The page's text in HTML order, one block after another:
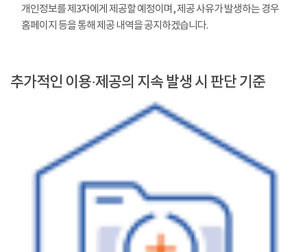
개인정보를 제3자에게 제공할 예정이며, 제공 사유가 발생하는 경우
홈페이지 등을 통해 제공 내역을 공지하겠습니다.
추가적인 이용·제공의 지속 발생 시 판단 기준